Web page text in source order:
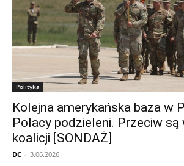
Polityka
Kolejna amerykańska baza w
Polacy podzieleni. Przeciw są
koalicji [SONDAŻ]
DC - 3.06.2026